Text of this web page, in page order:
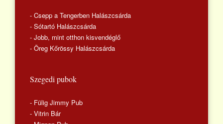
- Csepp a Tengerben Halászcsárda
- Sótartó Halászcsárda
- Jobb, mint otthon kisvendéglő
- Öreg Kőrössy Halászcsárda
Szegedi pubok
- Fülig Jimmy Pub
- Vitrin Bár